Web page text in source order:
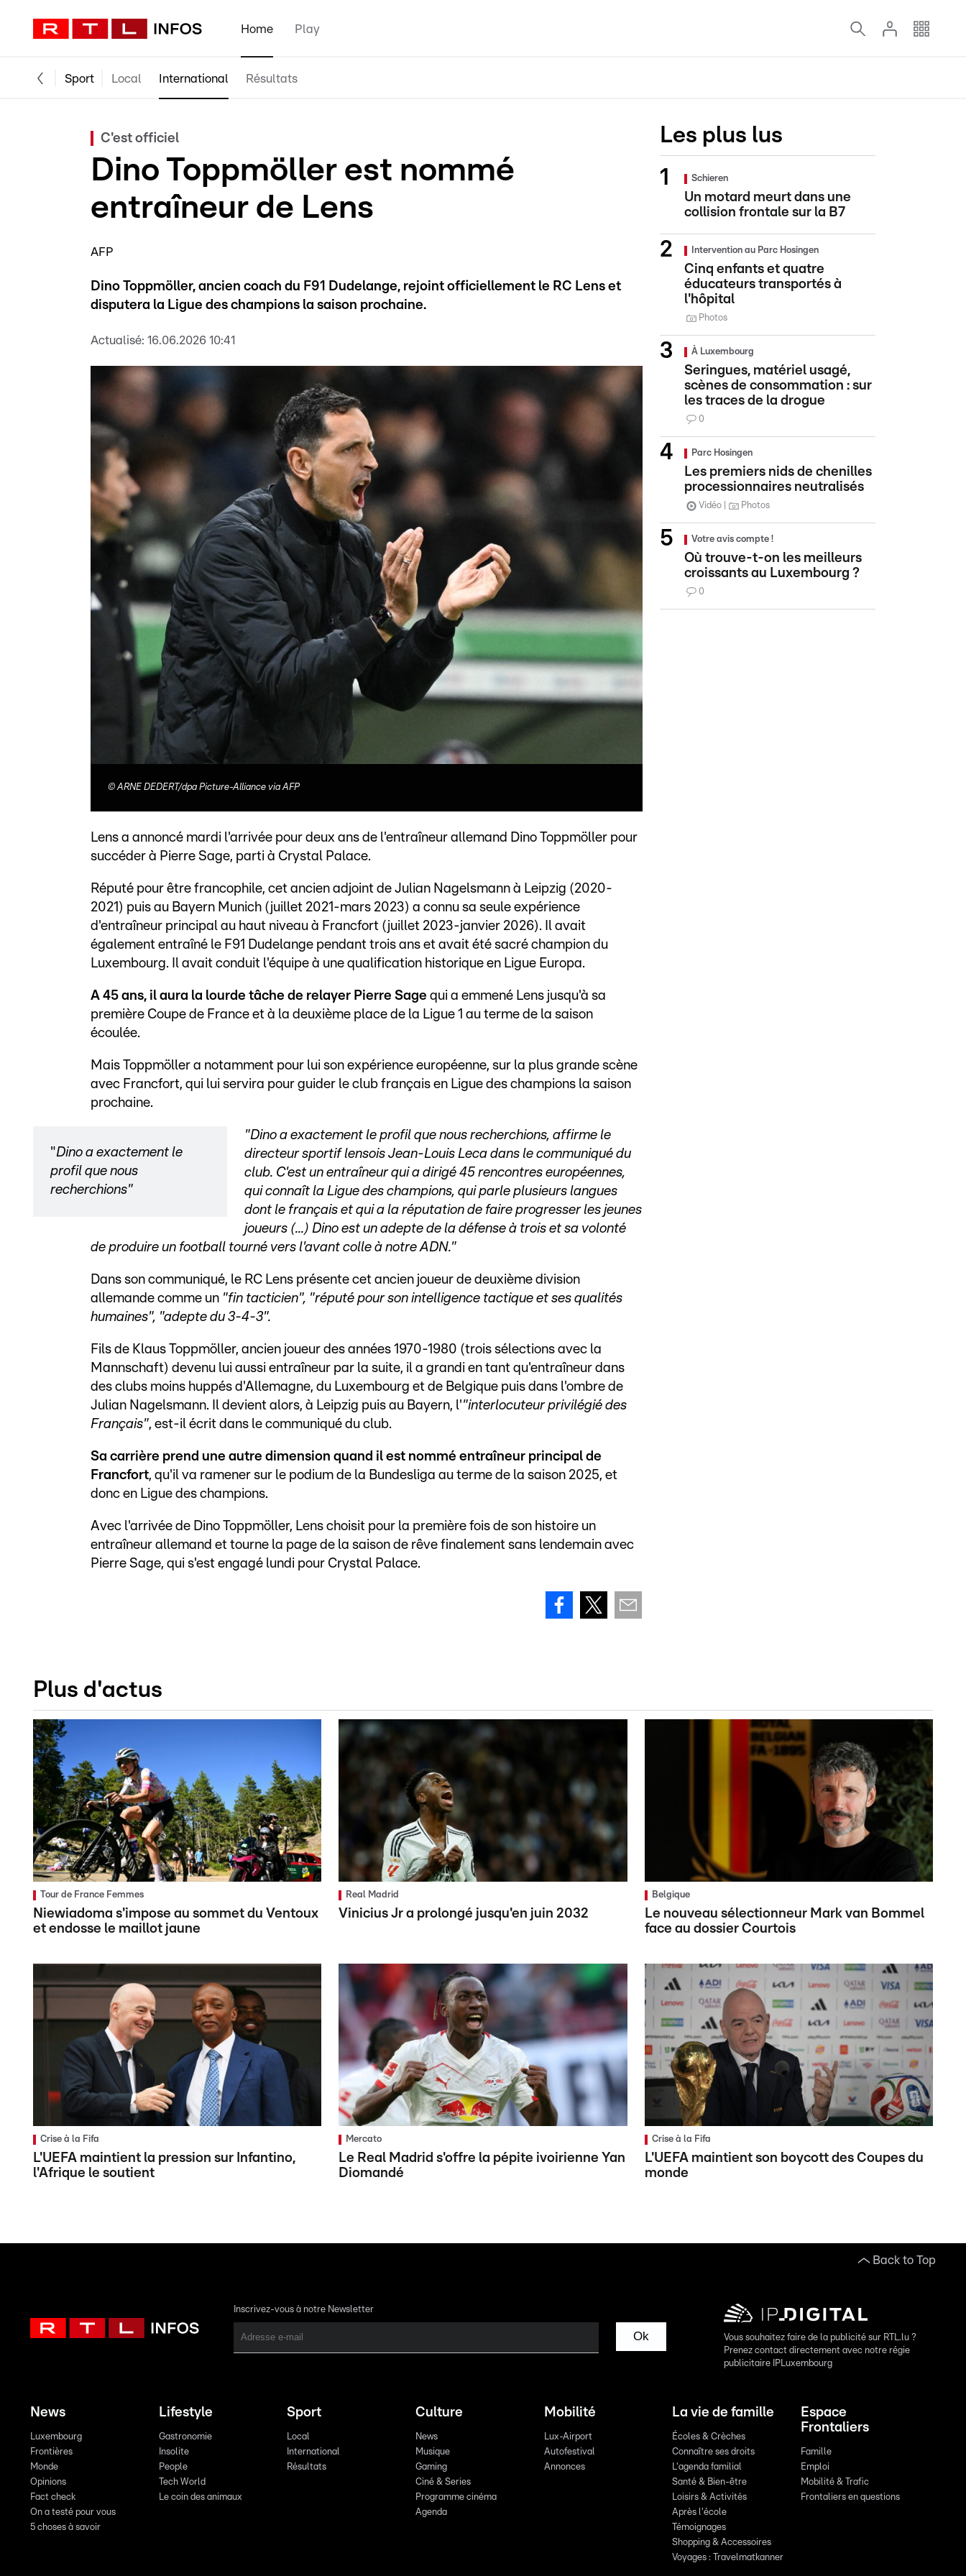
Home Play
Sport Local International Résultats
C'est officiel
Dino Toppmöller est nommé
entraîneur de Lens
AFP
Dino Toppmöller, ancien coach du F91 Dudelange, rejoint officiellement le RC Lens et
disputera la Ligue des champions la saison prochaine.
Actualisé: 16.06.2026 10:41
©ARNE DEDERT/dpa Picture-Alliance via AFP
Lens a annoncé mardi l'arrivée pour deux ans de l'entraîneur allemand Dino Toppmöller pour
succéder à Pierre Sage, parti à Crystal Palace.
Réputé pour être francophile, cet ancien adjoint de Julian Nagelsmann à Leipzig (2020-
2021) puis au Bayern Munich (juillet 2021-mars 2023) a connu sa seule expérience
d'entraîneur principal au haut niveau à Francfort (juillet 2023-janvier 2026). Il avait
également entraîné le F91 Dudelange pendant trois ans et avait été sacré champion du
Luxembourg. Il avait conduit l'équipe à une qualification historique en Ligue Europa.
A 45 ans, il aura la lourde tâche de relayer Pierre Sage qui a emmené Lens jusqu'à sa
première Coupe de France et à la deuxième place de la Ligue 1 au terme de la saison
écoulée.
Mais Toppmöller a notamment pour lui son expérience européenne, sur la plus grande scène
avec Francfort, qui lui servira pour guider le club français en Ligue des champions la saison
prochaine.
"Dino a exactement le
profil que nous
recherchions"
"Dino a exactement le profil que nous recherchions, affirme le
directeur sportif lensois Jean-Louis Leca dans le communiqué du
club. C'est un entraîneur qui a dirigé 45 rencontres européennes,
qui connaît la Ligue des champions, qui parle plusieurs langues
dont le français et qui a la réputation de faire progresser les jeunes
joueurs (...) Dino est un adepte de la défense à trois et sa volonté
de produire un football tourné vers l'avant colle à notre ADN."
Dans son communiqué, le RC Lens présente cet ancien joueur de deuxième division
allemande comme un "fin tacticien", "réputé pour son intelligence tactique et ses qualités
humaines", "adepte du 3-4-3".
Fils de Klaus Toppmöller, ancien joueur des années 1970-1980 (trois sélections avec la
Mannschaft) devenu lui aussi entraîneur par la suite, il a grandi en tant qu'entraîneur dans
des clubs moins huppés d'Allemagne, du Luxembourg et de Belgique puis dans l'ombre de
Julian Nagelsmann. Il devient alors, à Leipzig puis au Bayern, l'"interlocuteur privilégié des
Français", est-il écrit dans le communiqué du club.
Sa carrière prend une autre dimension quand il est nommé entraîneur principal de
Francfort, qu'il va ramener sur le podium de la Bundesliga au terme de la saison 2025, et
donc en Ligue des champions.
Avec l'arrivée de Dino Toppmöller, Lens choisit pour la première fois de son histoire un
entraîneur allemand et tourne la page de la saison de rêve finalement sans lendemain avec
Pierre Sage, qui s'est engagé lundi pour Crystal Palace.
Les plus lus
Schieren
Un motard meurt dans une
collision frontale sur la B7
Intervention au Parc Hosingen
Cinq enfants et quatre
éducateurs transportés à
l'hôpital
Photos
À Luxembourg
Seringues, matériel usagé,
scènes de consommation : sur
les traces de la drogue
0
Parc Hosingen
Les premiers nids de chenilles
processionnaires neutralisés
Vidéo Photos
Votre avis compte !
Où trouve-t-on les meilleurs
croissants au Luxembourg ?
0
Plus d'actus
Tour de France Femmes
Niewiadoma s'impose au sommet du Ventoux
et endosse le maillot jaune
Real Madrid
Vinicius Jr a prolongé jusqu'en juin 2032
Belgique
Le nouveau sélectionneur Mark van Bommel
face au dossier Courtois
Crise à la Fifa
L'UEFA maintient la pression sur Infantino,
l'Afrique le soutient
Mercato
Le Real Madrid s'offre la pépite ivoirienne Yan
Diomandé
Crise à la Fifa
L'UEFA maintient son boycott des Coupes du
monde
Back to Top
Inscrivez-vous à notre Newsletter
Ok
Vous souhaitez faire de la publicité sur RTL.lu ?
Prenez contact directement avec notre régie
publicitaire IPLuxembourg
News
Luxembourg
Frontières
Monde
Opinions
Fact check
On a testé pour vous
5 choses à savoir
Lifestyle
Gastronomie
Insolite
People
Tech World
Le coin des animaux
Sport
Local
International
Résultats
Culture
News
Musique
Gaming
Ciné & Series
Programme cinéma
Agenda
Mobilité
Lux-Airport
Autofestival
Annonces
La vie de famille
Écoles & Crèches
Connaître ses droits
L'agenda familial
Santé & Bien-être
Loisirs & Activités
Après l'école
Témoignages
Shopping & Accessoires
Voyages : Travelmatkanner
Espace
Frontaliers
Famille
Emploi
Mobilité & Trafic
Frontaliers en questions